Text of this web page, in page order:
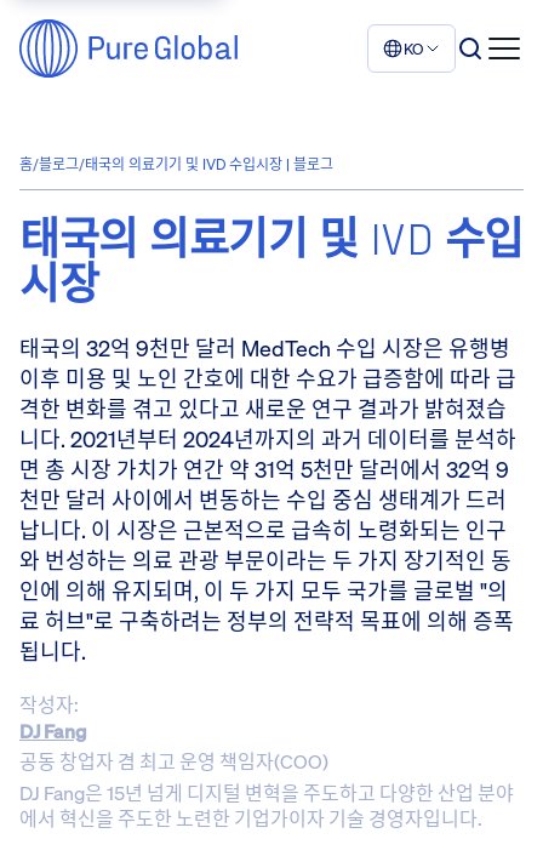
KO
홈/블로그/태국의 의료기기 및 IVD 수입시장 | 블로그
태국의 의료기기 및 IVD 수입
시장
태국의 32억 9천만 달러 MedTech 수입 시장은 유행병
이후 미용 및 노인 간호에 대한 수요가 급증함에 따라 급
격한 변화를 겪고 있다고 새로운 연구 결과가 밝혀졌습
니다. 2021년부터 2024년까지의 과거 데이터를 분석하
면 총 시장 가치가 연간 약 31억 5천만 달러에서 32억 9
천만 달러 사이에서 변동하는 수입 중심 생태계가 드러
납니다. 이 시장은 근본적으로 급속히 노령화되는 인구
와 번성하는 의료 관광 부문이라는 두 가지 장기적인 동
인에 의해 유지되며, 이 두 가지 모두 국가를 글로벌 "의
료 허브"로 구축하려는 정부의 전략적 목표에 의해 증폭
됩니다.
작성자:
DJ Fang
공동 창업자 겸 최고 운영 책임자(COO)
DJ Fang은 15년 넘게 디지털 변혁을 주도하고 다양한 산업 분야
에서 혁신을 주도한 노련한 기업가이자 기술 경영자입니다.